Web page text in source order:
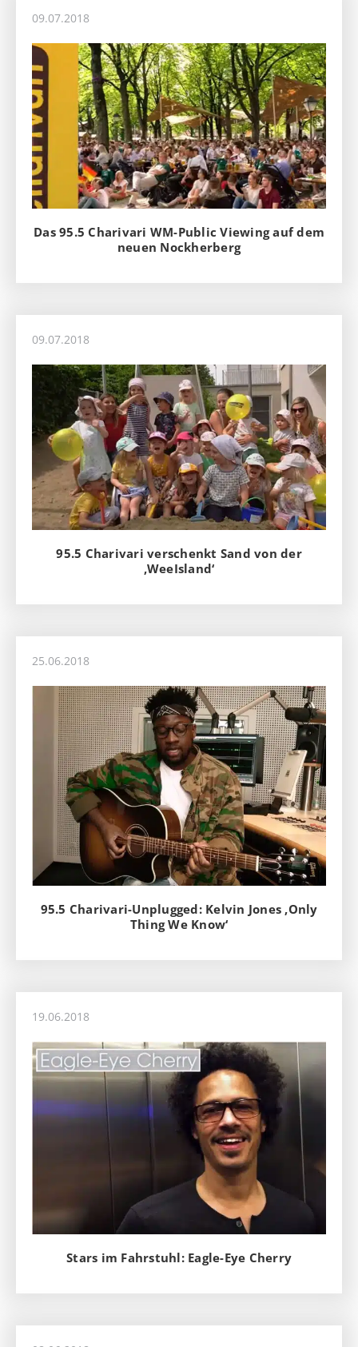
09.07.2018
Das 95.5 Charivari WM-Public Viewing auf dem
neuen Nockherberg
09.07.2018
95.5 Charivari verschenkt Sand von der
‚WeeIsland‘
25.06.2018
95.5 Charivari-Unplugged: Kelvin Jones ‚Only
Thing We Know‘
19.06.2018
Stars im Fahrstuhl: Eagle-Eye Cherry